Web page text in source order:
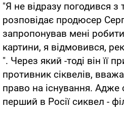
"Я не відразу погодився
розповідає продюсер
запропонував мені
картини, я відмовився,
". Через який -тоді він її
противник сіквелів,
право на існування. Адже
перший в Росії сиквел -